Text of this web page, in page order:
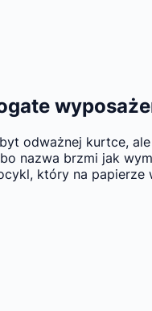
odważnej kurtce,
nazwa brzmi jak
który na papierze